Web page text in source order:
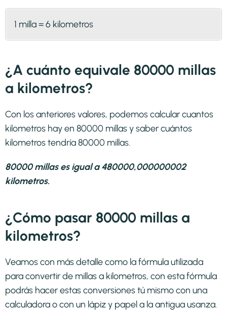
1 milla = 6 kilometros
¿A cuánto equivale 80000 millas
a kilometros?
Con los anteriores valores, podemos calcular cuantos
kilometros hay en 80000 millas y saber cuántos
kilometros tendría 80000 millas.
80000 millas es igual a 480000,000000002
kilometros.
¿Cómo pasar 80000 millas a
kilometros?
Veamos con más detalle como la fórmula utilizada
para convertir de millas a kilometros, con esta fórmula
podrás hacer estas conversiones tú mismo con una
calculadora o con un lápiz y papel a la antigua usanza.